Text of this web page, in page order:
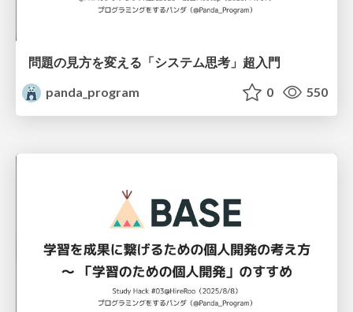
問題の見方を変える「システム思考」超入門
panda_program
0 550